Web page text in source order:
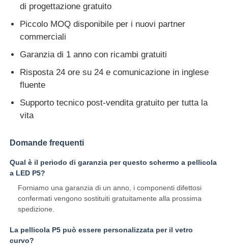
di progettazione gratuito
Piccolo MOQ disponibile per i nuovi partner
commerciali
Garanzia di 1 anno con ricambi gratuiti
Risposta 24 ore su 24 e comunicazione in inglese
fluente
Supporto tecnico post-vendita gratuito per tutta la
vita
Domande frequenti
Qual è il periodo di garanzia per questo schermo a pellicola
a LED P5?
Forniamo una garanzia di un anno, i componenti difettosi
confermati vengono sostituiti gratuitamente alla prossima
spedizione.
La pellicola P5 può essere personalizzata per il vetro
curvo?